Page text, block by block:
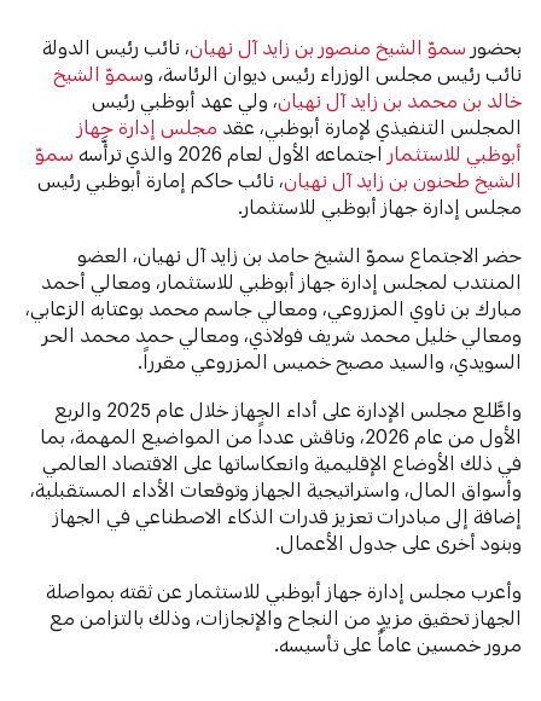
بحضور سموّ الشيخ منصور بن زايد آل نهيان، نائب رئيس الدولة
نائب رئيس مجلس الوزراء رئيس ديوان الرئاسة، وسموّ الشيخ
خالد بن محمد بن زايد آل نهيان، ولي عهد أبوظبي رئيس
المجلس التنفيذي لإمارة أبوظبي، عقد مجلس إدارة جهاز
أبوظبي للاستثمار اجتماعه الأول لعام 2026 والذي ترأَّسه
سموّ
الشيخ طحنون بن زايد آل نهيان، نائب حاكم إمارة أبوظبي رئيس
مجلس إدارة جهاز أبوظبي للاستثمار.
حضر الاجتماع سموّ الشيخ حامد بن زايد آل نهيان، العضو
المنتدب لمجلس إدارة جهاز أبوظبي للاستثمار، ومعالي أحمد
مبارك بن ناوي المزروعي، ومعالي جاسم محمد بوعتابه الزعابي،
ومعالي خليل محمد شريف فولاذي، ومعالي حمد محمد الحر
السويدي، والسيد مصبح خميس المزروعي مقرراً.
واطَّلع مجلس الإدارة على أداء الجهاز خلال عام 2025 والربع
الأول من عام 2026، وناقش عدداً من المواضيع المهمة، بما
في ذلك الأوضاع الإقليمية وانعكاساتها على الاقتصاد العالمي
وأسواق المال، واستراتيجية الجهاز وتوقعات الأداء المستقبلية،
إضافة إلى مبادرات تعزيز قدرات الذكاء الاصطناعي في الجهاز
وبنود أخرى على جدول الأعمال.
وأعرب مجلس إدارة جهاز أبوظبي للاستثمار عن ثقته بمواصلة
الجهاز تحقيق مزيدٍ من النجاح والإنجازات، وذلك بالتزامن مع
مرور خمسين عاماً على تأسيسه.